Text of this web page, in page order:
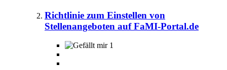
Richtlinie zum Einstellen von
Stellenangeboten auf FaMI-Portal.de
1